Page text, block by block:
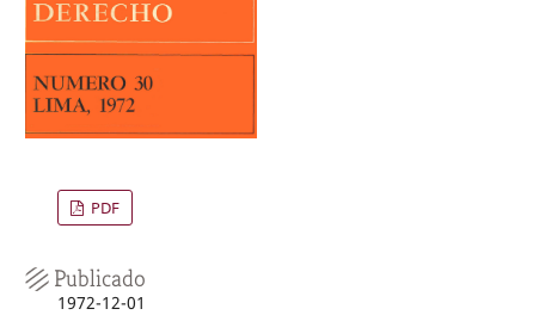
PDF
Publicado
1972-12-01